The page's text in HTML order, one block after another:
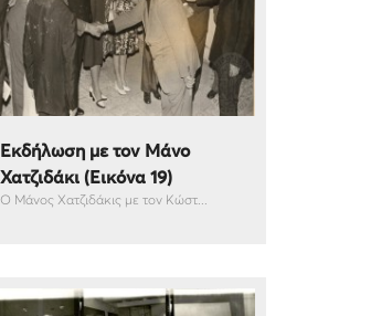
Εκδήλωση με τον Μάνο
Χατζιδάκι (Εικόνα 19)
Ο Μάνος Χατζιδάκις με τον Κώστ...